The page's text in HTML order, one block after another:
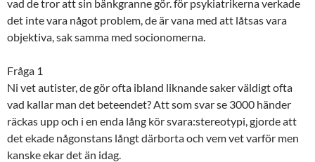
vad de tror att sin bänkgranne gör. för psykiatrikerna verkade
det inte vara något problem, de är vana med att låtsas vara
objektiva, sak samma med socionomerna.
Fråga 1
Ni vet autister, de gör ofta ibland liknande saker väldigt ofta
vad kallar man det beteendet? Att som svar se 3000 händer
räckas upp och i en enda lång kör svara:stereotypi, gjorde att
det ekade någonstans långt därborta och vem vet varför men
kanske ekar det än idag.